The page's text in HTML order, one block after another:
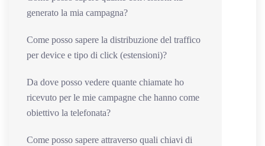
generato la mia campagna?
Come posso sapere la distribuzione del traffico
per device e tipo di click (estensioni)?
Da dove posso vedere quante chiamate ho
ricevuto per le mie campagne che hanno come
obiettivo la telefonata?
Come posso sapere attraverso quali chiavi di